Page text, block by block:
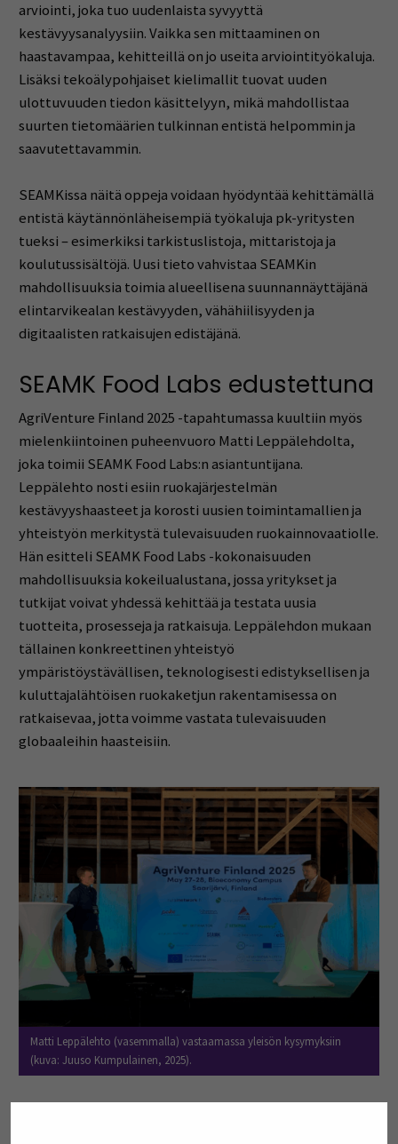
arviointi, joka tuo uudenlaista syvyyttä
kestävyysanalyysiin. Vaikka sen mittaaminen on
haastavampaa, kehitteillä on jo useita arviointityökaluja.
Lisäksi tekoälypohjaiset kielimallit tuovat uuden
ulottuvuuden tiedon käsittelyyn, mikä mahdollistaa
suurten tietomäärien tulkinnan entistä helpommin ja
saavutettavammin.
SEAMKissa näitä oppeja voidaan hyödyntää kehittämällä
entistä käytännönläheisempiä työkaluja pk-yritysten
tueksi – esimerkiksi tarkistuslistoja, mittaristoja ja
koulutussisältöjä. Uusi tieto vahvistaa SEAMKin
mahdollisuuksia toimia alueellisena suunnannäyttäjänä
elintarvikealan kestävyyden, vähähiilisyyden ja
digitaalisten ratkaisujen edistäjänä.
SEAMK Food Labs edustettuna
AgriVenture Finland 2025 -tapahtumassa kuultiin myös
mielenkiintoinen puheenvuoro Matti Leppälehdolta,
joka toimii SEAMK Food Labs:n asiantuntijana.
Leppälehto nosti esiin ruokajärjestelmän
kestävyyshaasteet ja korosti uusien toimintamallien ja
yhteistyön merkitystä tulevaisuuden ruokainnovaatiolle.
Hän esitteli SEAMK Food Labs -kokonaisuuden
mahdollisuuksia kokeilualustana, jossa yritykset ja
tutkijat voivat yhdessä kehittää ja testata uusia
tuotteita, prosesseja ja ratkaisuja. Leppälehdon mukaan
tällainen konkreettinen yhteistyö
ympäristöystävällisen, teknologisesti edistyksellisen ja
kuluttajalähtöisen ruokaketjun rakentamisessa on
ratkaisevaa, jotta voimme vastata tulevaisuuden
globaaleihin haasteisiin.
Matti Leppälehto (vasemmalla) vastaamassa yleisön kysymyksiin
(kuva: Juuso Kumpulainen, 2025).